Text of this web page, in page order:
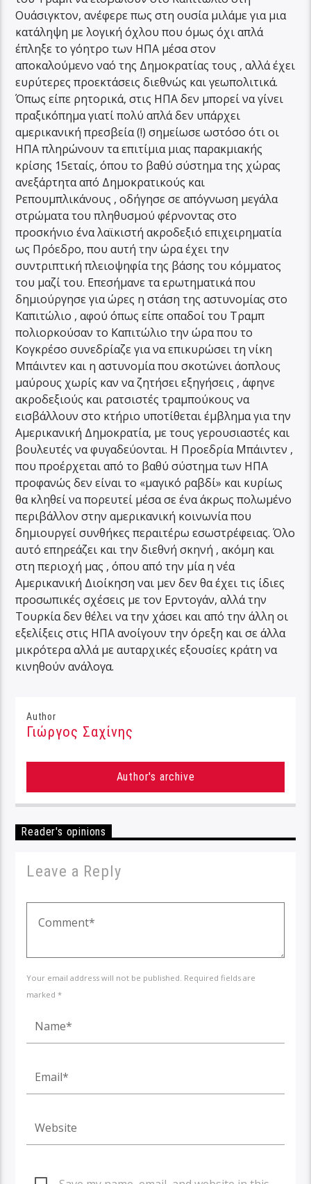
Ουάσιγκτον, ανέφερε πως στη ουσία μιλάμε για μια
κατάληψη με λογική όχλου που όμως όχι απλά
έπληξε το γόητρο των ΗΠΑ μέσα στον
αποκαλούμενο ναό της Δημοκρατίας τους , αλλά έχει
ευρύτερες προεκτάσεις διεθνώς και γεωπολιτικά.
Όπως είπε ρητορικά, στις ΗΠΑ δεν μπορεί να γίνει
πραξικόπημα γιατί πολύ απλά δεν υπάρχει
αμερικανική πρεσβεία (!) σημείωσε ωστόσο ότι οι
ΗΠΑ πληρώνουν τα επιτίμια μιας παρακμιακής
κρίσης 15εταίς, όπου το βαθύ σύστημα της χώρας
ανεξάρτητα από Δημοκρατικούς και
Ρεπουμπλικάνους , οδήγησε σε απόγνωση μεγάλα
στρώματα του πληθυσμού φέρνοντας στο
προσκήνιο ένα λαϊκιστή ακροδεξιό επιχειρηματία
ως Πρόεδρο, που αυτή την ώρα έχει την
συντριπτική πλειοψηφία της βάσης του κόμματος
του μαζί του. Επεσήμανε τα ερωτηματικά που
δημιούργησε για ώρες η στάση της αστυνομίας στο
Καπιτώλιο , αφού όπως είπε οπαδοί του Τραμπ
πολιορκούσαν το Καπιτώλιο την ώρα που το
Κογκρέσο συνεδρίαζε για να επικυρώσει τη νίκη
Μπάιντεν και η αστυνομία που σκοτώνει άοπλους
μαύρους χωρίς καν να ζητήσει εξηγήσεις , άφηνε
ακροδεξιούς και ρατσιστές τραμπούκους να
εισβάλλουν στο κτήριο υποτίθεται έμβλημα για την
Αμερικανική Δημοκρατία, με τους γερουσιαστές και
βουλευτές να φυγαδεύονται. Η Προεδρία Μπάιντεν ,
που προέρχεται από το βαθύ σύστημα των ΗΠΑ
προφανώς δεν είναι το «μαγικό ραβδί» και κυρίως
θα κληθεί να πορευτεί μέσα σε ένα άκρως πολωμένο
περιβάλλον στην αμερικανική κοινωνία που
δημιουργεί συνθήκες περαιτέρω εσωστρέφειας. Όλο
αυτό επηρεάζει και την διεθνή σκηνή , ακόμη και
στη περιοχή μας , όπου από την μία η νέα
Αμερικανική Διοίκηση ναι μεν δεν θα έχει τις ίδιες
προσωπικές σχέσεις με τον Ερντογάν, αλλά την
Τουρκία δεν θέλει να την χάσει και από την άλλη οι
εξελίξεις στις ΗΠΑ ανοίγουν την όρεξη και σε άλλα
μικρότερα αλλά με αυταρχικές εξουσίες κράτη να
κινηθούν ανάλογα.
Author
Γιώργος Σαχίνης
Author's archive
Reader's opinions
Leave a Reply
Your email address will not be published. Required fields are
marked *